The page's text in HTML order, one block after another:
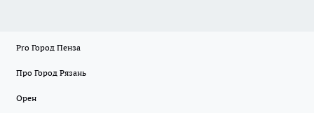
Pro Город Пенза
Про Город Рязань
Орен